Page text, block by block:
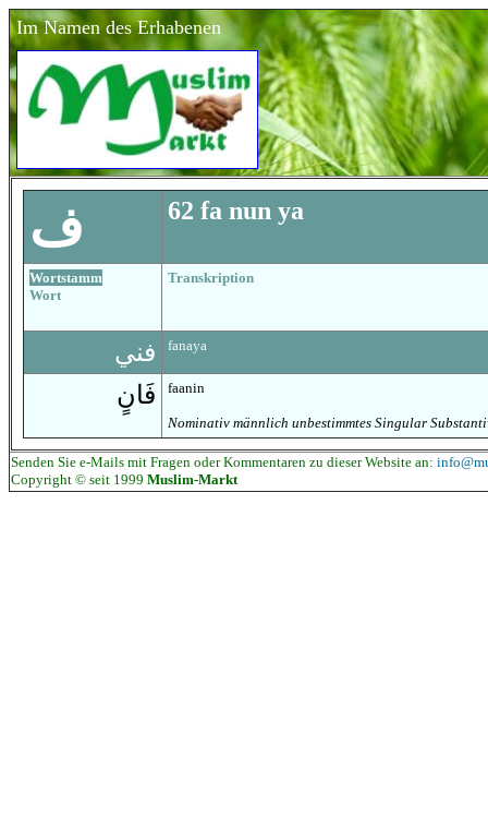
Im Namen des Erhabenen
ف 62 fa nun ya
Wortstamm
Wort
Transkription
فني fanaya
فَانٍ faanin
Nominativ männlich unbestimmtes Singular
Senden Sie e-Mails mit Fragen oder Kommentaren zu dieser Website an:
Copyright © seit 1999 Muslim-Markt